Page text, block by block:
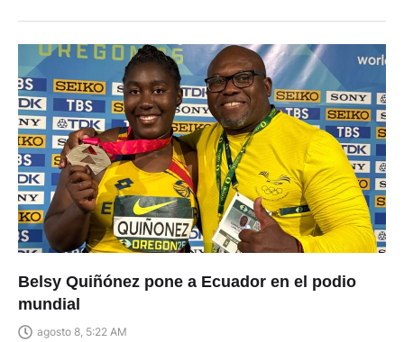
Belsy Quiñónez pone a Ecuador en el podio
mundial
agosto 8, 5:22 AM